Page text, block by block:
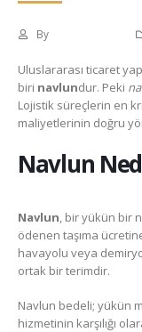
By
Uluslararası ticaret
biri navlundur. Peki
Lojistik süreçlerin en
maliyetlerinin doğru
Navlun
Navlun, bir yükün bir
ödenen taşıma
havayolu veya
ortak bir terimdir.
Navlun bedeli; yükün
hizmetinin karşılığı